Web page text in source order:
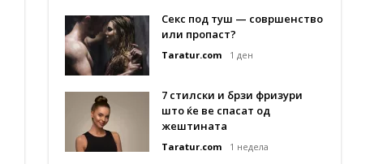
Секс под туш — совршенство
или пропаст?
Taratur.com 1 ден
7 стилски и брзи фризури
што ќе ве спасат од
жештината
Taratur.com 1 недела